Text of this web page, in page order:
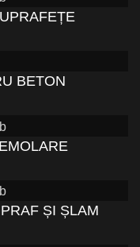
BETON
ȘI ȘLAM